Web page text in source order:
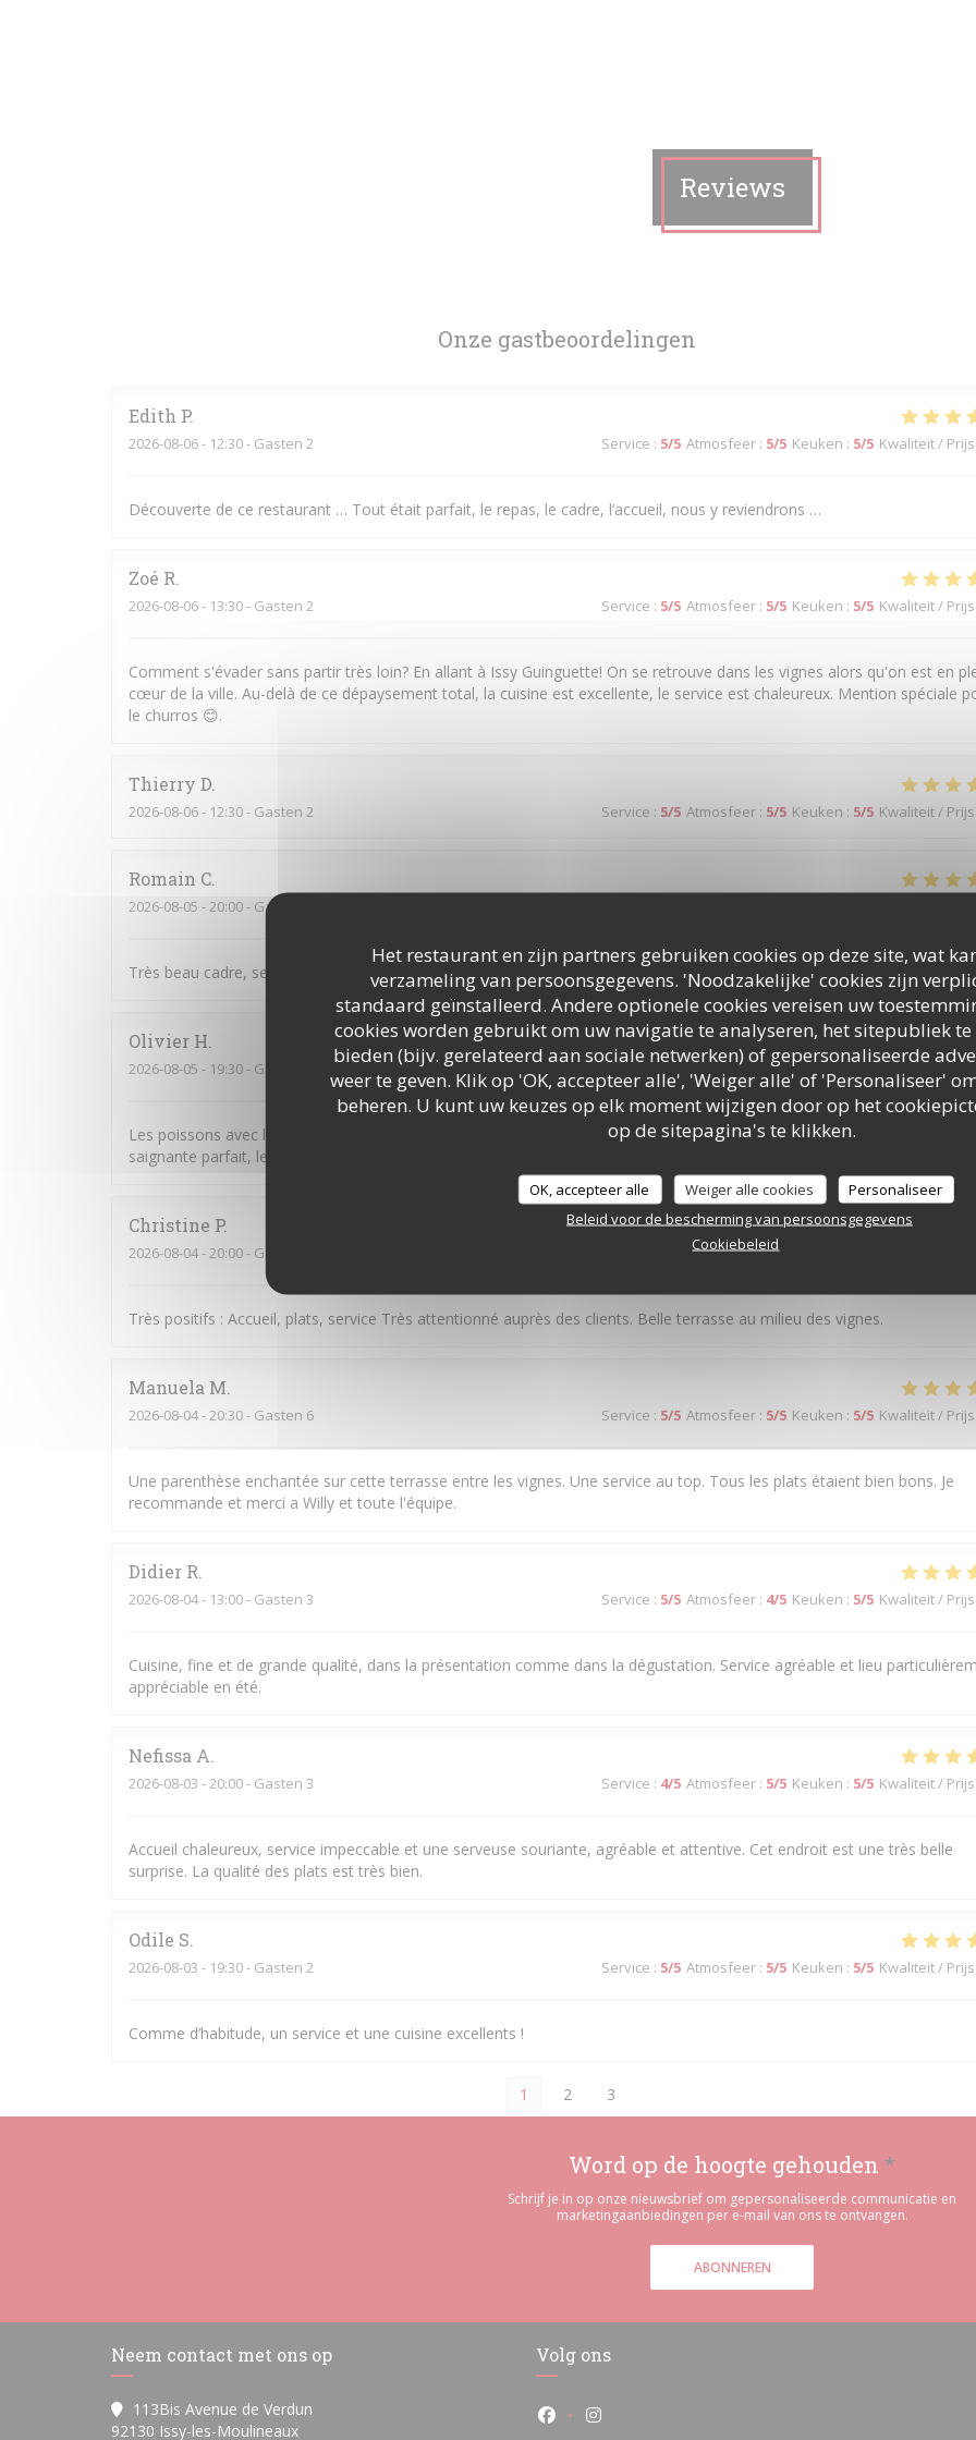
Het restaurant en zijn partners gebruiken cookies op deze site, wat
verzameling van persoonsgegevens. 'Noodzakelijke' cookies zijn
standaard geïnstalleerd. Andere optionele cookies vereisen uw
cookies worden gebruikt om uw navigatie te analyseren, het sitepubliek
bieden (bijv. gerelateerd aan sociale netwerken) of gepersonaliseerde
weer te geven. Klik op 'OK, accepteer alle', 'Weiger alle' of 'Personaliseer'
beheren. U kunt uw keuzes op elk moment wijzigen door op het
op de sitepagina's te klikken.
OK, accepteer alle Weiger alle cookies
Personaliseer
Beleid voor de bescherming van persoonsgegevens
Cookiebeleid
Reviews
Onze gastbeoordelingen
Edith P
2026-08-06- 12:30 - Gasten 2 Service : 5/5 Atmosfeer : 5/5 Keuken : 5/5 Kwaliteit / Prijs
Découverte de ce restaurant … Tout était parfait, le repas, le cadre, l’accueil, nous y reviendrons …
Zoé R
2026-08-06- 13:30 - Gasten 2 Service : 5/5 Atmosfeer : 5/5 Keuken : 5/5 Kwaliteit / Prijs
Comment s'évader sans partir très loin? En allant à Issy Guinguette! On se retrouve dans les vignes alors qu'on est en
cœur de la ville. Au-delà de ce dépaysement total, la cuisine est excellente, le service est chaleureux. Mention spéciale
le churros 😊.
Thierry D
2026-08-06- 12:30 - Gasten 2 Service : 5/5 Atmosfeer : 5/5 Keuken : 5/5 Kwaliteit / Prijs
Romain C
2026-08-05 - 20:00 - Gasten 2
Très beau cadre, serveurs attentionnés et très bons plats!
Olivier H
2026-08-05 - 19:30 - Gasten 3 Service : 4/5 Atmosfeer: 5/5 Keuken:5/5 Kwaliteit / Prijs
Les poissons avec leurs accompagnements étaient très bon , cuisson très bien , la bavette très beau morceau demandé
saignante parfait, les desserts très bien également, endroit très sympathique entouré de vigne Je recommande
Christine P
2026-08-04- 20:00 - Gasten 5 Atmosfeer:5/5
Très positifs : Accueil, plats, service Très attentionné auprès des clients. Belle terrasse au milieu des vignes.
Manuela M
2026-08-04- 20:30 - Gasten 6 Service : 5/5 Atmosfeer : 5/5 Keuken : 5/5 Kwaliteit / Prijs
Une parenthèse enchantée sur cette terrasse entre les vignes. Une service au top. Tous les plats étaient bien bons. Je
recommande et merci a Willy et toute l'équipe.
Didier R
2026-08-04- 13:00 - Gasten 3 Service : 5/5 Atmosfeer : 4/5 Keuken : 5/5 Kwaliteit / Prijs
Cuisine, fine et de grande qualité, dans la présentation comme dans la dégustation. Service agréable et lieu
appréciable en été.
Nefissa A
2026-08-03 - 20:00 - Gasten 3 Service : 4/5 Atmosfeer : 5/5 Keuken : 5/5 Kwaliteit / Prijs
Accueil chaleureux, service impeccable et une serveuse souriante, agréable et attentive. Cet endroit est une très belle
surprise. La qualité des plats est très bien.
Odile S
2026-08-03 - 19:30 - Gasten 2 Service : 5/5 Atmosfeer : 5/5 Keuken : 5/5 Kwaliteit / Prijs
Comme d’habitude, un service et une cuisine excellents !
1 2 3
Word op de hoogte gehouden *
Schrijf je in op onze nieuwsbrief om gepersonaliseerde communicatie en
marketingaanbiedingen per e-mail van ons te ontvangen.
ABONNEREN
Neem contact met ons op
113Bis Avenue de Verdun
92130 Issy-les-Moulineaux((opent in een nieuw venster))
Volg ons
Facebook ((opent in een nieuw venster))
Instagram ((opent in een nieuw venster))